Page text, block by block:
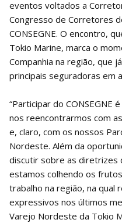
eventos voltados a
Congresso de Corretores
CONSEGNE. O encontro,
Tokio Marine, marca o
Companhia na região, que
principais seguradoras em
“Participar do CONSEGNE
nos reencontrarmos com
e, claro, com os nossos
Nordeste. Além da
discutir sobre as diretrizes
estamos colhendo os
trabalho na região, na qual
expressivos nos últimos
Varejo Nordeste da Tokio